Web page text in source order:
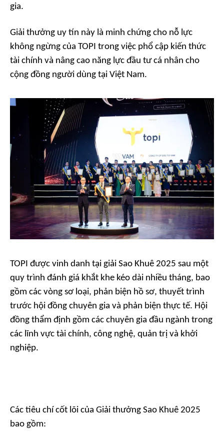
gia.
Giải thưởng uy tín này là minh chứng cho nỗ lực
không ngừng của TOPI trong việc phổ cập kiến thức
tài chính và nâng cao năng lực đầu tư cá nhân cho
cộng đồng người dùng tại Việt Nam.
TOPI được vinh danh tại giải Sao Khuê 2025 sau một
quy trình đánh giá khắt khe kéo dài nhiều tháng, bao
gồm các vòng sơ loại, phản biện hồ sơ, thuyết trình
trước hội đồng chuyên gia và phản biện thực tế. Hội
đồng thẩm định gồm các chuyên gia đầu ngành trong
các lĩnh vực tài chính, công nghệ, quản trị và khởi
nghiệp.
Các tiêu chí cốt lõi của Giải thưởng Sao Khuê 2025
bao gồm: